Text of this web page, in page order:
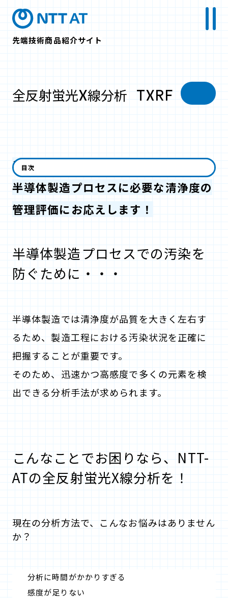
先端技術商品紹介サイト
全反射蛍光X線分析 TXRF
半導体メーカーの方へ
半導体製造プロセスに必要な清浄度の
管理評価にお応えします！
半導体製造プロセスでの汚染を
防ぐために・・・
半導体製造では清浄度が品質を大きく左右す
るため、製造工程における汚染状況を正確に
把握することが重要です。
そのため、迅速かつ高感度で多くの元素を検
出できる分析手法が求められます。
こんなことでお困りなら、NTT-
ATの全反射蛍光X線分析を！
現在の分析方法で、こんなお悩みはありません
か？
分析に時間がかかりすぎる
感度が足りない
目次